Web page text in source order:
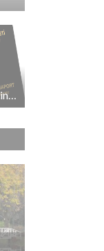
Üsküp Vize İstiyor Mu? Üsküp’e Gitmek İçin Vize Gerekli Mi?